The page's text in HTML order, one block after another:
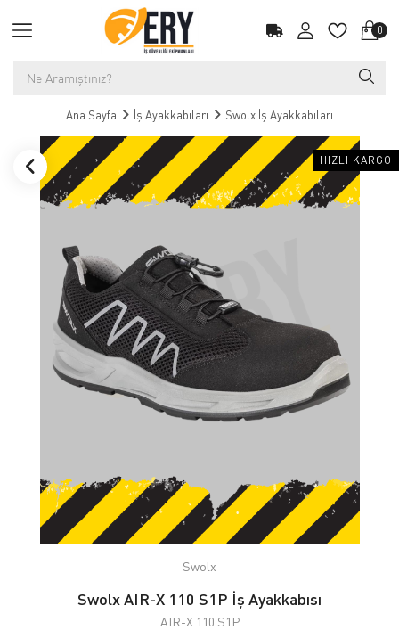
0
Ana Sayfa İş Ayakkabıları Swolx İş Ayakkabıları
HIZLI KARGO
Swolx
Swolx AIR-X 110 S1P İş Ayakkabısı
AIR-X 110 S1P